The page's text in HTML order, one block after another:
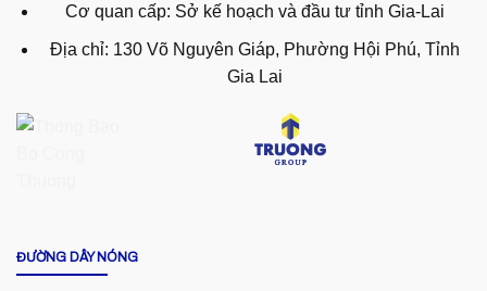
Cơ quan cấp: Sở kế hoạch và đầu tư tỉnh Gia-Lai
Địa chỉ: 130 Võ Nguyên Giáp, Phường Hội Phú, Tỉnh
Gia Lai
ĐƯỜNG DÂY NÓNG